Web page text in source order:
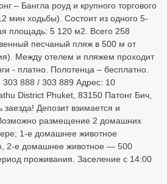
– Бангла роуд и крупного торгового
мин ходьбы). Состоит из одного 5-
площадь: 5 120 м2. Всего 258
песчаный пляж в 500 м от
Между отелем и пляжем проходит
- платно. Полотенца – бесплатно.
888 / 303 889 Адрес: 10
District Phuket, 83150 Патонг Бич,
Депозит взимается и
размещение 2 домашних
1-е домашнее животное
2-е домашнее животное — 500
проживания. Заселение с 14:00